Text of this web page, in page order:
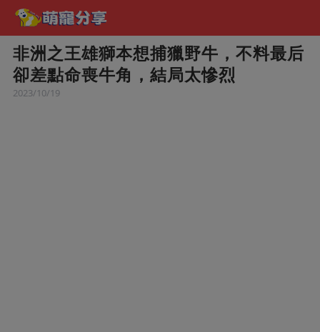
非洲之王雄獅本想捕獵野牛，不料最后
卻差點命喪牛角，結局太慘烈
2023/10/19